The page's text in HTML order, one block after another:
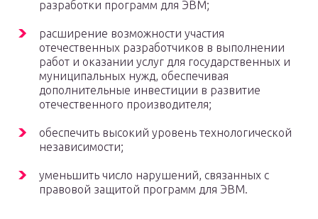
разработки программ для ЭВМ;
расширение возможности участия
отечественных разработчиков в выполнении
работ и оказании услуг для государственных и
муниципальных нужд, обеспечивая
дополнительные инвестиции в развитие
отечественного производителя;
обеспечить высокий уровень технологической
независимости;
уменьшить число нарушений, связанных с
правовой защитой программ для ЭВМ.